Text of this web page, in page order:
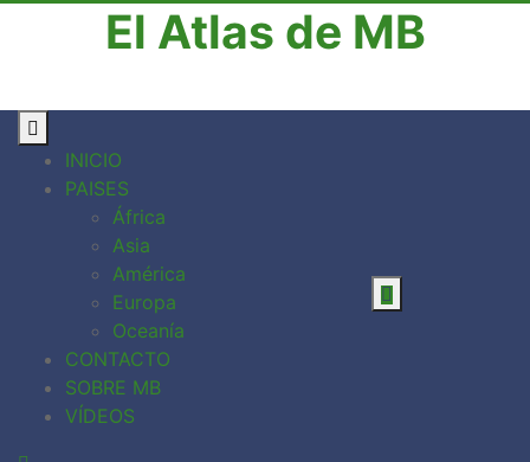
El Atlas de MB
INICIO
PAISES
África
Asia
América
Europa
Oceanía
CONTACTO
SOBRE MB
VÍDEOS